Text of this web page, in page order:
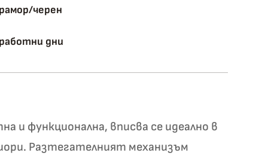
черен
дни
и функционална, вписва се идеално в
Разтегателният механизъм